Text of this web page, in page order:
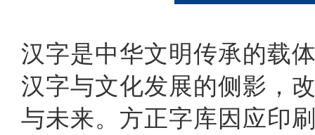
汉字是中华文明传承的载
汉字与文化发展的侧影，
与未来。方正字库因应印